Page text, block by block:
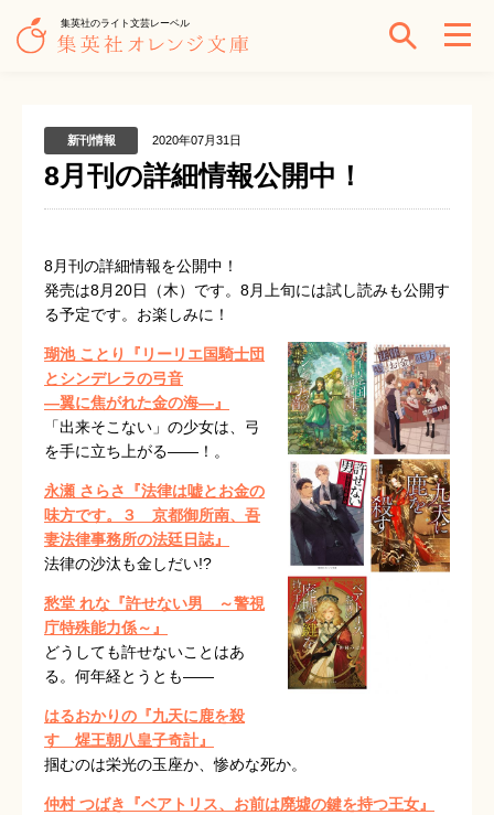
集英社のライト文芸レーベル
新刊情報 2020年07月31日
8月刊の詳細情報公開中！
8月刊の詳細情報を公開中！
発売は8月20日（木）です。8月上旬には試し読みも公開す
る予定です。お楽しみに！
瑚池 ことり『リーリエ国騎士団
とシンデレラの弓音
―翼に焦がれた金の海―』
「出来そこない」の少女は、弓
を手に立ち上がる——！。
永瀬 さらさ『法律は嘘とお金の
味方です。３ 京都御所南、吾
妻法律事務所の法廷日誌』
法律の沙汰も金しだい!?
愁堂 れな『許せない男 ～警視
庁特殊能力係～』
どうしても許せないことはあ
る。何年経とうとも――
はるおかりの『九天に鹿を殺
す 煋王朝八皇子奇計』
掴むのは栄光の玉座か、惨めな死か。
仲村 つばき『ベアトリス、お前は廃墟の鍵を持つ王女』